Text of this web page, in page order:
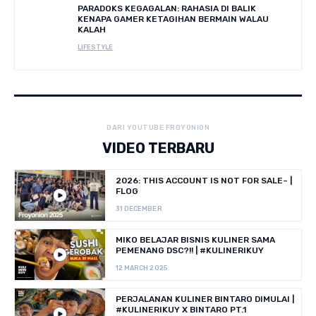
PARADOKS KEGAGALAN: RAHASIA DI BALIK
KENAPA GAMER KETAGIHAN BERMAIN WALAU
KALAH
LIFESTYLE
DARI YOUTUBE FROYONION
VIDEO TERBARU
2026: THIS ACCOUNT IS NOT FOR SALE~ |
FLOG
31 DECEMBER
MIKO BELAJAR BISNIS KULINER SAMA
PEMENANG DSC?!! | #KULINERIKUY
12 MARCH 2025
PERJALANAN KULINER BINTARO DIMULAI |
#KULINERIKUY X BINTARO PT.1